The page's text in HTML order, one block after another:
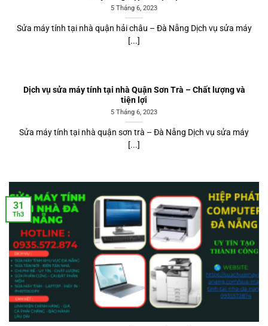
5 Tháng 6, 2023
Sửa máy tính tại nhà quận hải châu – Đà Nẵng Dịch vụ sửa máy
[...]
Dịch vụ sửa máy tính tại nhà Quận Sơn Trà – Chất lượng và
tiện lợi
5 Tháng 6, 2023
Sửa máy tính tại nhà quận sơn trà – Đà Nẵng Dịch vụ sửa máy
[...]
31
Th3